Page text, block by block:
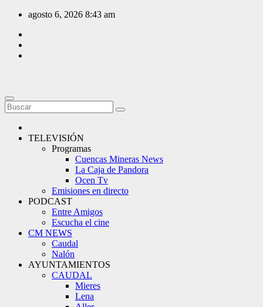
Saltar
contenido
agosto 6, 2026 8:43 am
TELEVISIÓN
Programas
Cuencas Mineras News
La Caja de Pandora
Ocen Tv
Emisiones en directo
PODCAST
Entre Amigos
Escucha el cine
CM NEWS
Caudal
Nalón
AYUNTAMIENTOS
CAUDAL
Mieres
Lena